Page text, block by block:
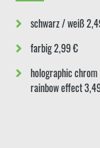
schwarz / weiß
farbig 2,99 €
holographic chrom
rainbow effect